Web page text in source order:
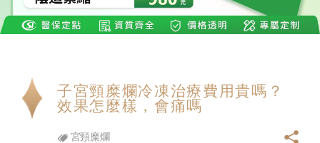
子宮頸糜爛冷凍治療費用貴嗎？
效果怎麼樣，會痛嗎
宮頸糜爛